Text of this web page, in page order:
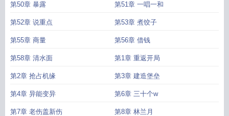
第50章 暴露 第51章 一唱一和
第52章 说重点 第53章 煮饺子
第55章 商量 第56章 借钱
第58章 清水面 第1章 重返开局
第2章 抢占机缘 第3章 建造堡垒
第4章 异能变异 第6章 三十个w
第7章 老伤盖新伤 第8章 林兰月